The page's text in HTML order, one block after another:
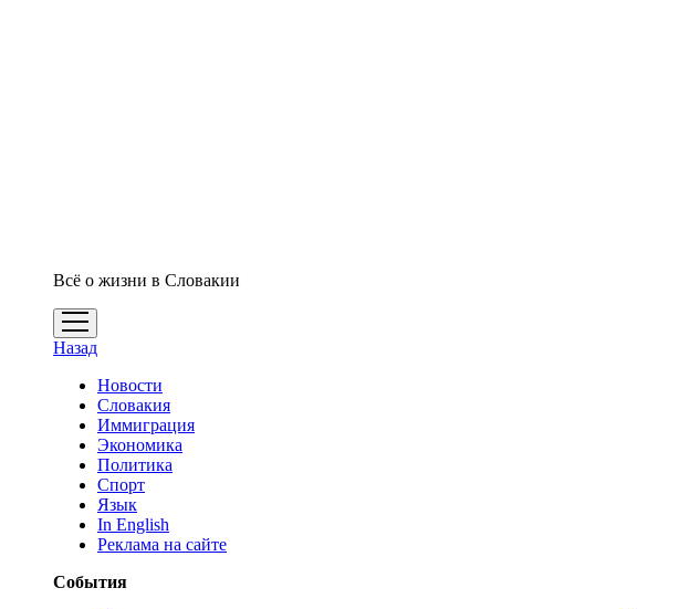
Всё о жизни в Словакии
открыть
меню
Назад
Новости
Словакия
Иммиграция
Экономика
Политика
Спорт
Язык
In English
Реклама на сайте
События